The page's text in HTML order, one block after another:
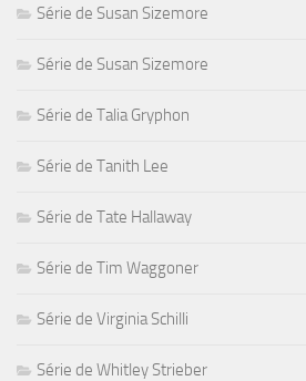
Série de Susan Sizemore
Série de Susan Sizemore
Série de Talia Gryphon
Série de Tanith Lee
Série de Tate Hallaway
Série de Tim Waggoner
Série de Virginia Schilli
Série de Whitley Strieber